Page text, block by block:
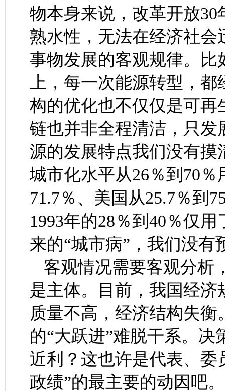
物本身来说，改革开放
熟水性，无法在经济社
事物发展的客观规律。
上，每一次能源转型，
构的优化也不仅仅是可
链也并非全程清洁，只
源的发展特点我们没有
城市化水平从26％到70％
71.7％、美国从25.7％到
1993年的28％到40％仅
来的“城市病”，我们没有
客观情况需要客观分析
是主体。目前，我国经
质量不高，经济结构失
的“大跃进”难脱干系。
近利？这也许是代表、委
政绩”的最主要的动因吧。